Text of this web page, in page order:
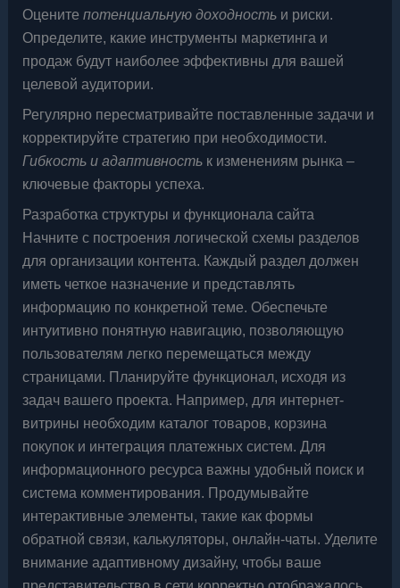
Оцените потенциальную доходностьи риски.
Определите, какие инструменты маркетинга и
продаж будут наиболее эффективны для вашей
целевой аудитории.
Регулярно пересматривайте поставленные задачи и
корректируйте стратегию при необходимости.
Гибкость и адаптивностьк изменениям рынка –
ключевые факторы успеха.
Разработка структуры и функционала сайта
Начните с построения логической схемы разделов
для организации контента. Каждый раздел должен
иметь четкое назначение и представлять
информацию по конкретной теме. Обеспечьте
интуитивно понятную навигацию, позволяющую
пользователям легко перемещаться между
страницами. Планируйте функционал, исходя из
задач вашего проекта. Например, для интернет-
витрины необходим каталог товаров, корзина
покупок и интеграция платежных систем. Для
информационного ресурса важны удобный поиск и
система комментирования. Продумывайте
интерактивные элементы, такие как формы
обратной связи, калькуляторы, онлайн-чаты. Уделите
внимание адаптивному дизайну, чтобы ваше